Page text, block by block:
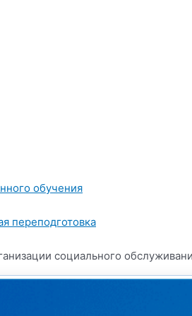
обучения
переподготовка
социального